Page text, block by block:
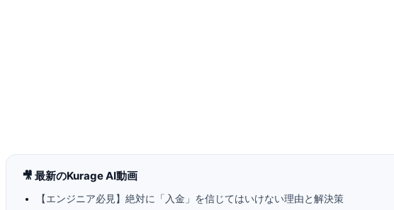
🎥 最新のKurage AI動画
【エンジニア必見】絶対に「入金」を信じてはいけない理由と解決策